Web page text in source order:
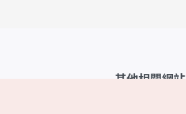
其他相關網站